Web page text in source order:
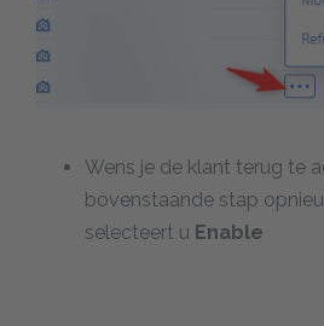
Wens je de klant terug te
bovenstaande stap
selecteert u Enable